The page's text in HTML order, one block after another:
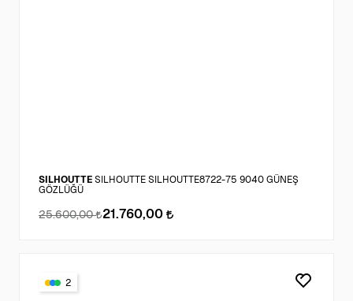
SILHOUTTE SILHOUTTE SILHOUTTE8722-75 9040 GÜNEŞ
GÖZLÜĞÜ
25.600,00 21.760,00
2